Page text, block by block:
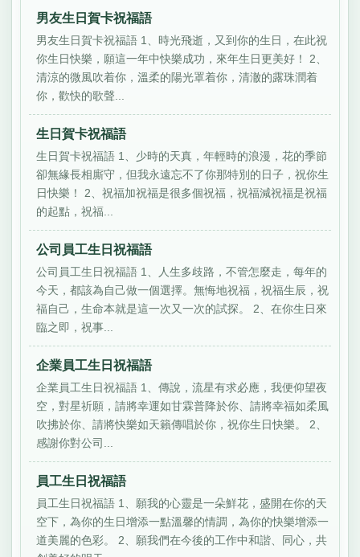
男友生日賀卡祝福語
男友生日賀卡祝福語 1、時光飛逝，又到你的生日，在此祝
你生日快樂，願這一年中快樂成功，來年生日更美好！ 2、
清涼的微風吹着你，溫柔的陽光罩着你，清澈的露珠潤着
你，歡快的歌聲...
生日賀卡祝福語
生日賀卡祝福語 1、少時的天真，年輕時的浪漫，花的季節
卻無緣長相廝守，但我永遠忘不了你那特別的日子，祝你生
日快樂！ 2、祝福加祝福是很多個祝福，祝福減祝福是祝福
的起點，祝福...
公司員工生日祝福語
公司員工生日祝福語 1、人生多歧路，不管怎麼走，每年的
今天，都該為自己做一個選擇。無悔地祝福，祝福生辰，祝
福自己，生命本就是這一次又一次的試探。 2、在你生日來
臨之即，祝事...
企業員工生日祝福語
企業員工生日祝福語 1、傳說，流星有求必應，我便仰望夜
空，對星祈願，請將幸運如甘霖普降於你、請將幸福如柔風
吹拂於你、請將快樂如天籟傳唱於你，祝你生日快樂。 2、
感謝你對公司...
員工生日祝福語
員工生日祝福語 1、願我的心靈是一朵鮮花，盛開在你的天
空下，為你的生日增添一點溫馨的情調，為你的快樂增添一
道美麗的色彩。 2、願我們在今後的工作中和諧、同心，共